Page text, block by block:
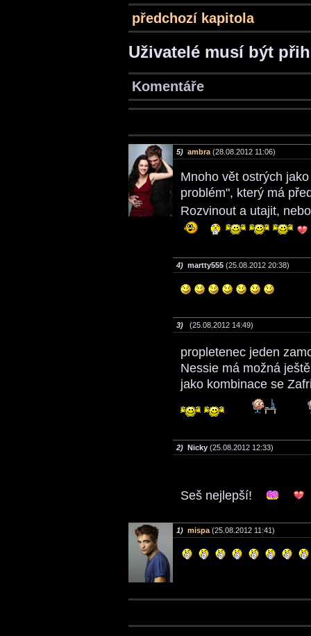
předchozí kapitola
Uživatelé musí být
Komentáře
5) ambra(28.08.2012 11:06)
Mnoho vět ostrých
problém", který má
Rozvinout a utajit,
4) martty555 (25.08.2012 20:38)
3) (25.08.2012 14:49)
propletenec jeden
Nessie má možná
jako kombinace se
2) Nicky (25.08.2012 12:33)
Seš nejlepší!
1) mispa (25.08.2012 11:41)